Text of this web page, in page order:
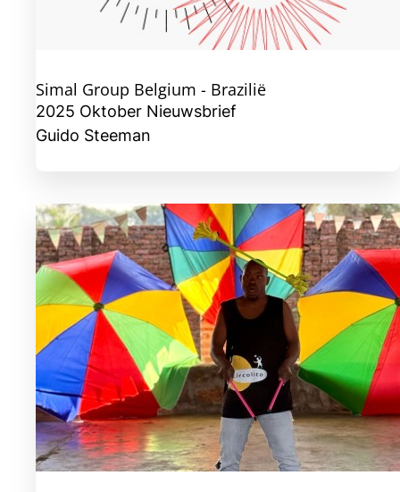
Simal Group Belgium - Brazilië
2025 Oktober Nieuwsbrief
Guido Steeman